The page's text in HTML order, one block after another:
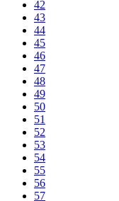
42
43
44
45
46
47
48
49
50
51
52
53
54
55
56
57